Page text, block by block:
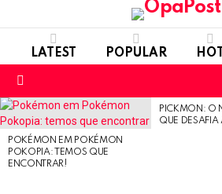
LATEST POPULAR HOT
LATEST
STORIES
POKÉMON EM POKÉMON
POKOPIA: TEMOS QUE
ENCONTRAR!
PICKMON: O
QUE